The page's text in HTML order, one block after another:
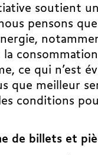
soutient
pensons
ce qui n’est
que meilleur
conditions
de billets et